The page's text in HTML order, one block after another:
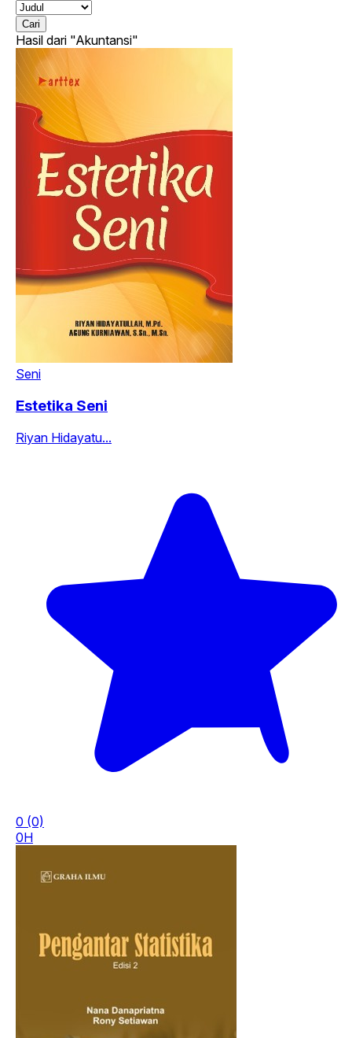
Cari
Hasil dari "Akuntansi"
Seni
Estetika Seni
Riyan Hidayatu...
0 (0)
0H